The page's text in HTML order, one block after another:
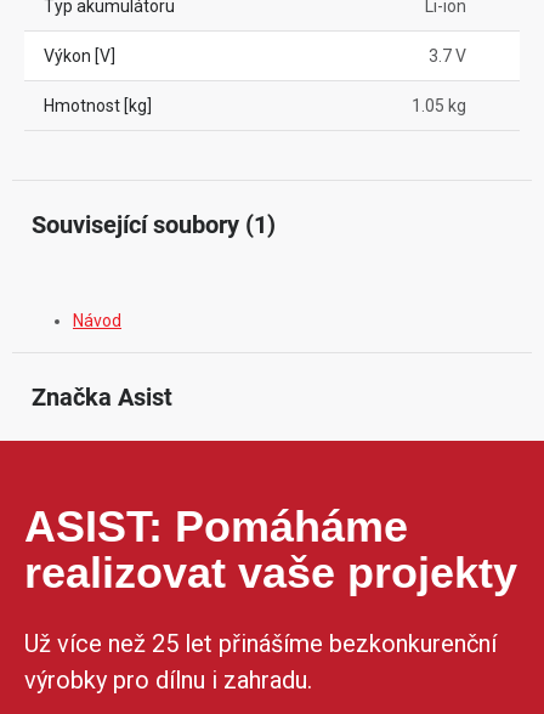
Typ akumulátoru Li-ion
Výkon [V] 3.7 V
Hmotnost [kg] 1.05 kg
Související soubory (1)
Návod
Značka Asist
ASIST: Pomáháme
realizovat vaše projekty
Už více než 25 let přinášíme bezkonkurenční
výrobky pro dílnu i zahradu.